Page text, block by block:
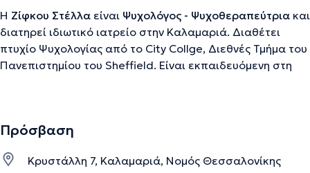
Η Ζίφκου Στέλλα είναι Ψυχολόγος - Ψυχοθεραπεύτρια και
διατηρεί ιδιωτικό ιατρείο στην Καλαμαριά. Διαθέτει
πτυχίο Ψυχολογίας από το City Collge, Διεθνές Τμήμα του
Πανεπιστημίου του Sheffield. Είναι εκπαιδευόμενη στη
θέματα του χώρου της ψυχικής υγείας. Το γραφείο της
Δημιουργώντας τον ζεστό και φιλικό της χώρο, το μόνο
Πρόσβαση
Κρυστάλλη 7, Καλαμαριά, Νομός Θεσσαλονίκης